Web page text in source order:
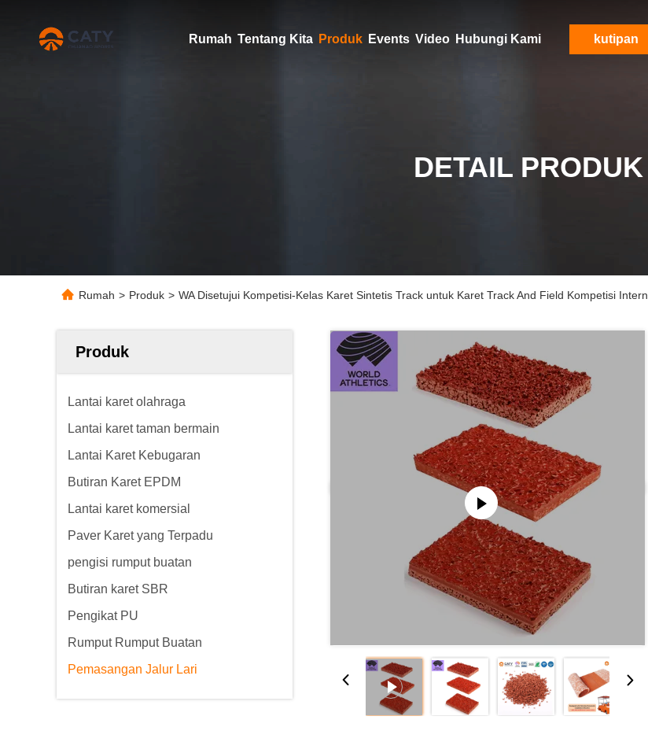
Rumah Tentang Kita Produk Events Video Hubungi Kami kutipan
DETAIL PRODUK
Rumah > Produk > WA Disetujui Kompetisi-Kelas Karet Sintetis Track untuk Karet Track And Field Kompetisi
Produk
Lantai karet olahraga
Lantai karet taman bermain
Lantai Karet Kebugaran
Butiran Karet EPDM
Lantai karet komersial
Paver Karet yang Terpadu
pengisi rumput buatan
Butiran karet SBR
Pengikat PU
Rumput Rumput Buatan
Pemasangan Jalur Lari